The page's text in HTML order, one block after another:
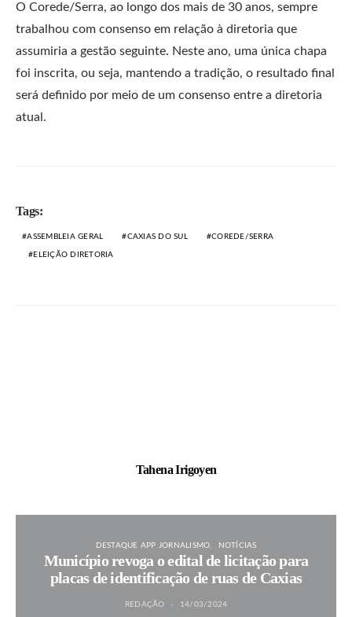
O Corede/Serra, ao longo dos mais de 30 anos, sempre
trabalhou com consenso em relação à diretoria que
assumiria a gestão seguinte. Neste ano, uma única chapa
foi inscrita, ou seja, mantendo a tradição, o resultado final
será definido por meio de um consenso entre a diretoria
atual.
Tags:
ASSEMBLEIA GERAL CAXIAS DO SUL COREDE/SERRA
ELEIÇÃO DIRETORIA
Tahena Irigoyen
DESTAQUE APP JORNALISMO NOTÍCIAS
Município revoga o edital de licitação para
placas de identificação de ruas de Caxias
REDAÇÃO 14/03/2024